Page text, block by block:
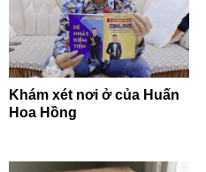
Khám xét nơi ở của Huấn
Hoa Hồng